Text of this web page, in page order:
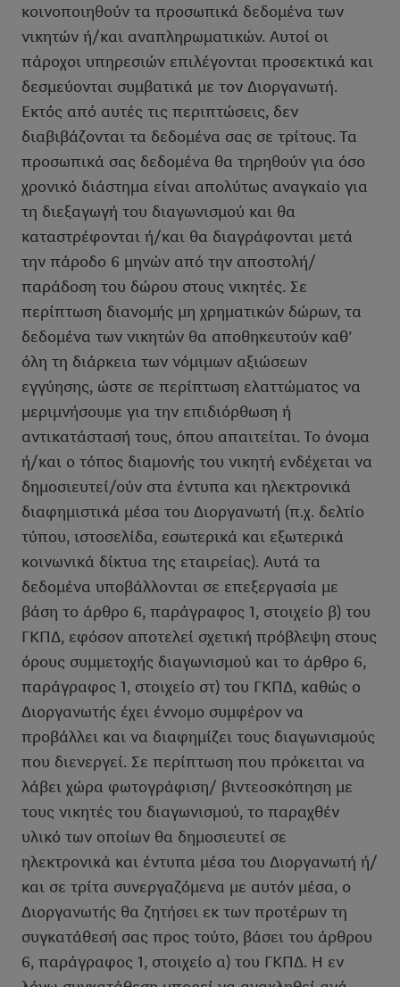
κοινοποιηθούν τα προσωπικά δεδομένα των
νικητών ή/και αναπληρωματικών. Αυτοί οι
πάροχοι υπηρεσιών επιλέγονται προσεκτικά και
δεσμεύονται συμβατικά με τον Διοργανωτή.
Εκτός από αυτές τις περιπτώσεις, δεν
διαβιβάζονται τα δεδομένα σας σε τρίτους. Τα
προσωπικά σας δεδομένα θα τηρηθούν για όσο
χρονικό διάστημα είναι απολύτως αναγκαίο για
τη διεξαγωγή του διαγωνισμού και θα
καταστρέφονται ή/και θα διαγράφονται μετά
την πάροδο 6 μηνών από την αποστολή/
παράδοση του δώρου στους νικητές. Σε
περίπτωση διανομής μη χρηματικών δώρων, τα
δεδομένα των νικητών θα αποθηκευτούν καθ’
όλη τη διάρκεια των νόμιμων αξιώσεων
εγγύησης, ώστε σε περίπτωση ελαττώματος να
μεριμνήσουμε για την επιδιόρθωση ή
αντικατάστασή τους, όπου απαιτείται. Το όνομα
ή/και ο τόπος διαμονής του νικητή ενδέχεται να
δημοσιευτεί/ούν στα έντυπα και ηλεκτρονικά
διαφημιστικά μέσα του Διοργανωτή (π.χ. δελτίο
τύπου, ιστοσελίδα, εσωτερικά και εξωτερικά
κοινωνικά δίκτυα της εταιρείας). Αυτά τα
δεδομένα υποβάλλονται σε επεξεργασία με
βάση το άρθρο 6, παράγραφος 1, στοιχείο β) του
ΓΚΠΔ, εφόσον αποτελεί σχετική πρόβλεψη στους
όρους συμμετοχής διαγωνισμού και το άρθρο 6,
παράγραφος 1, στοιχείο στ) του ΓΚΠΔ, καθώς ο
Διοργανωτής έχει έννομο συμφέρον να
προβάλλει και να διαφημίζει τους διαγωνισμούς
που διενεργεί. Σε περίπτωση που πρόκειται να
λάβει χώρα φωτογράφιση/ βιντεοσκόπηση με
τους νικητές του διαγωνισμού, το παραχθέν
υλικό των οποίων θα δημοσιευτεί σε
ηλεκτρονικά και έντυπα μέσα του Διοργανωτή ή/
και σε τρίτα συνεργαζόμενα με αυτόν μέσα, ο
Διοργανωτής θα ζητήσει εκ των προτέρων τη
συγκατάθεσή σας προς τούτο, βάσει του άρθρου
6, παράγραφος 1, στοιχείο α) του ΓΚΠΔ. Η εν